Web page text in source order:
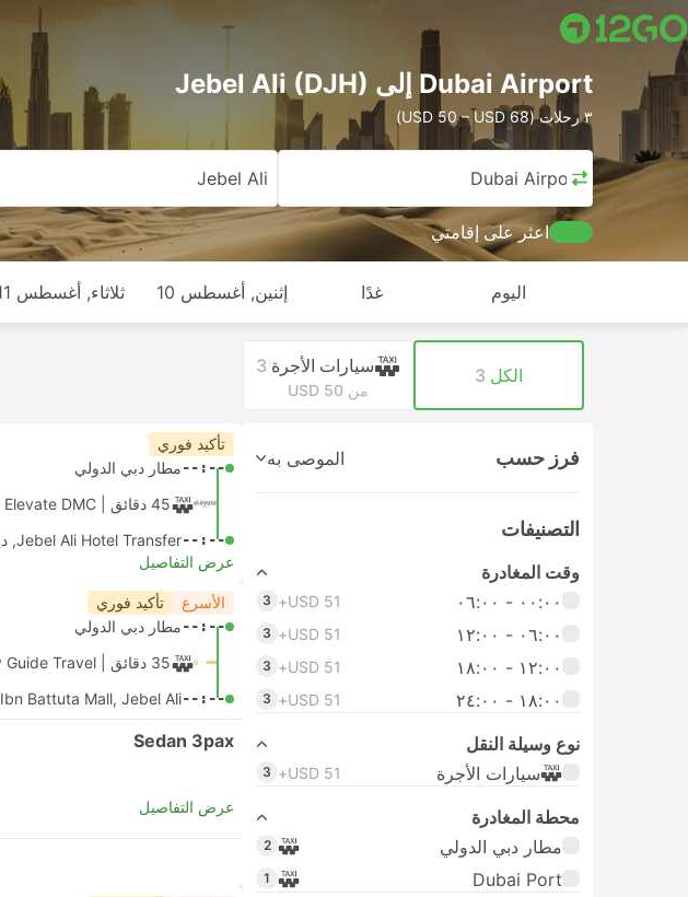
Dubai Airport إلى Jebel Ali (DJH)
٣ رحلات (USD 50 – USD 68)
Dubai Airport
Jebel Ali
اعثر على إقامتي
اليوم غدًا إثنين, أغسطس 10 ثلاثاء, أغسطس 11
الكل 3 سيارات الأجرة 3
من USD 50
فرز حسب الموصى به
التصنيفات
وقت المغادرة
٠٠:٠٠ ‏- ٠٦:٠٠
USD 51+
3
٠٦:٠٠ ‏- ١٢:٠٠ USD 51+
3
١٢:٠٠ ‏- ١٨:٠٠ USD 51+
3
١٨:٠٠ ‏-‏ ٢٤:٠٠ USD 51+
3
نوع وسيلة النقل
سيارات الأجرة
USD 51+
3
محطة المغادرة
مطار دبي الدولي
2
Dubai Port
1
تأكيد فوري
--:--مطار دبي الدولي
‫45 دقائق
--:--Jebel Ali Hotel Transfer, دبي
عرض التفاصيل
الأسرع تأكيد فوري
--:--مطار دبي الدولي
‫35 دقائق
--:--
Ibn Battuta Mall, Jebel Ali
Sedan 3pax
عرض التفاصيل